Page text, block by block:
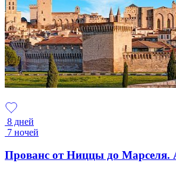
8 дней
7 ночей
Прованс от Ниццы до Марселя.